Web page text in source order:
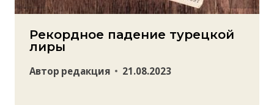
Рекордное падение турецкой
лиры
Автор редакция 21.08.2023